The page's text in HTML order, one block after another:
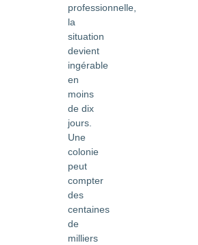
professionnelle,
la
situation
devient
ingérable
en
moins
de dix
jours.
Une
colonie
peut
compter
des
centaines
de
milliers